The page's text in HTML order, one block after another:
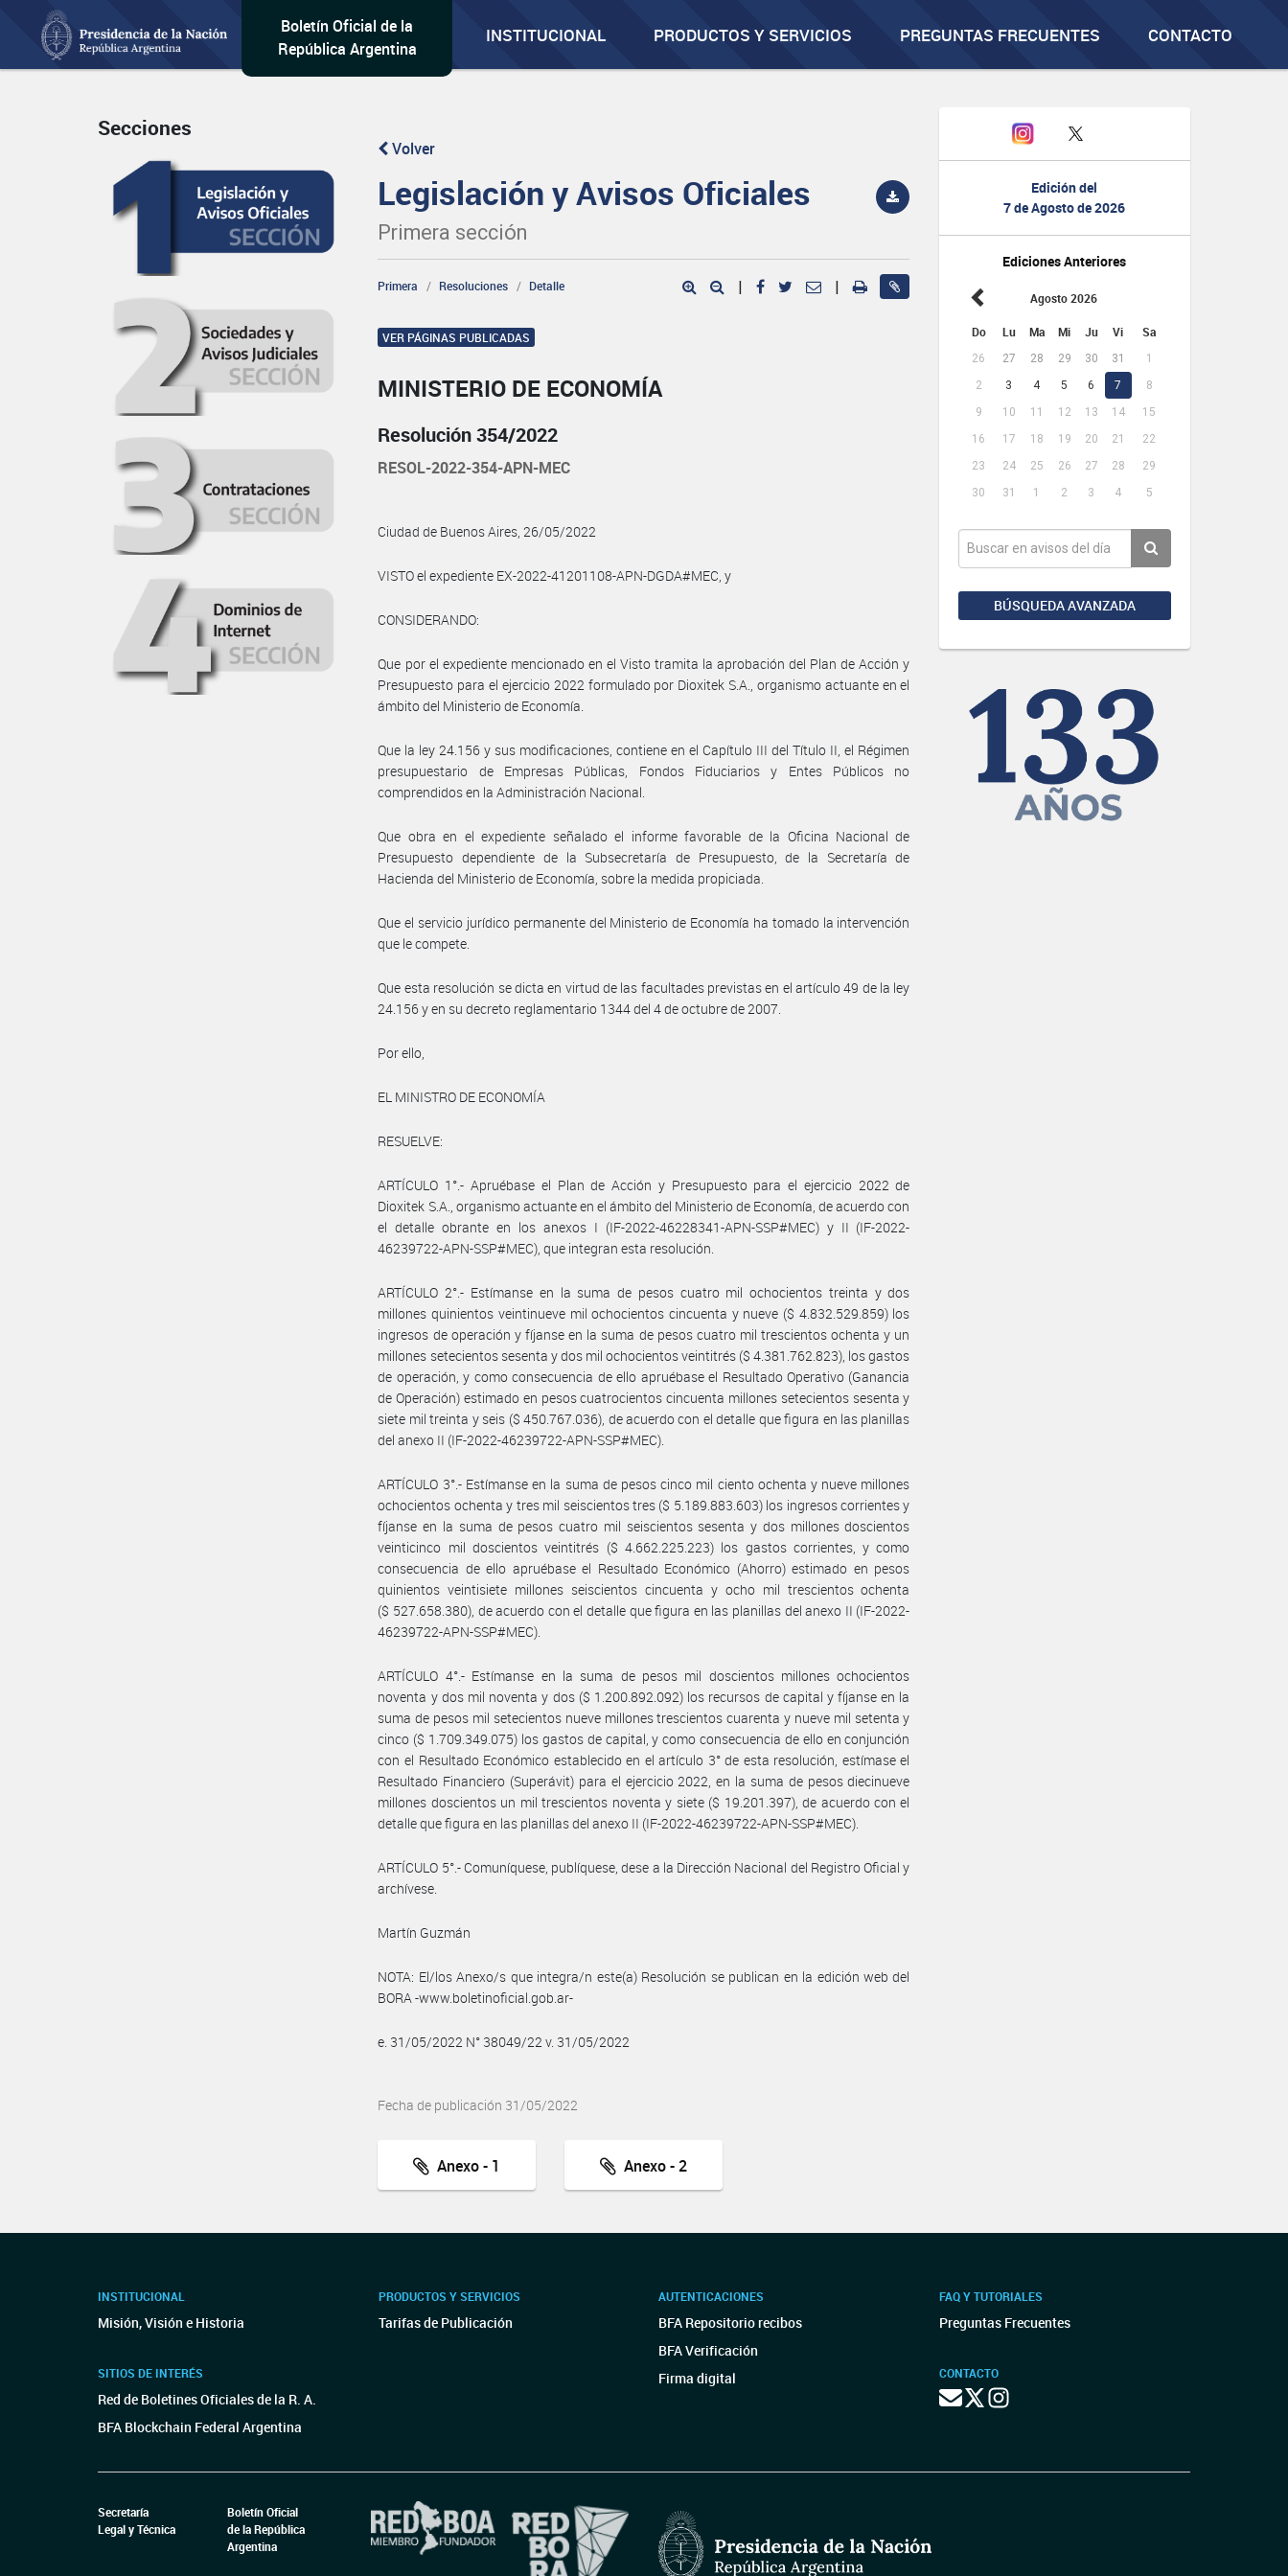
Boletín Oficial de la
República Argentina
INSTITUCIONAL PRODUCTOS Y SERVICIOS PREGUNTAS FRECUENTES CONTACTO
Edición del
7 de Agosto de 2026
Ediciones Anteriores
Agosto 2026
Do Lu Ma Mi Ju Vi Sa
26 27 28 29 30 31
1
2
3 4 5 6 7
8
9
10 11 12 13 14
15
16
17 18 19 20 21
22
23
24 25 26 27 28
29
30
31 1 2 3 4 5
BÚSQUEDA AVANZADA
Secciones
Volver
Legislación y Avisos Oficiales
Primera sección
Primera Resoluciones Detalle | |
VER PÁGINAS PUBLICADAS
MINISTERIO DE ECONOMÍA
Resolución 354/2022
RESOL-2022-354-APN-MEC
Ciudad de Buenos Aires, 26/05/2022
VISTO el expediente EX-2022-41201108-APN-DGDA#MEC, y
CONSIDERANDO:
Que por el expediente mencionado en el Visto tramita la aprobación del Plan de Acción y
Presupuesto para el ejercicio 2022 formulado por Dioxitek S.A., organismo actuante en el
ámbito del Ministerio de Economía.
Que la ley 24.156 y sus modificaciones, contiene en el Capítulo III del Título II, el Régimen
presupuestario de Empresas Públicas, Fondos Fiduciarios y Entes Públicos no
comprendidos en la Administración Nacional.
Que obra en el expediente señalado el informe favorable de la Oficina Nacional de
Presupuesto dependiente de la Subsecretaría de Presupuesto, de la Secretaría de
Hacienda del Ministerio de Economía, sobre la medida propiciada.
Que el servicio jurídico permanente del Ministerio de Economía ha tomado la intervención
que le compete.
Que esta resolución se dicta en virtud de las facultades previstas en el artículo 49 de la ley
24.156 y en su decreto reglamentario 1344 del 4 de octubre de 2007.
Por ello,
EL MINISTRO DE ECONOMÍA
RESUELVE:
ARTÍCULO 1°.- Apruébase el Plan de Acción y Presupuesto para el ejercicio 2022 de
Dioxitek S.A., organismo actuante en el ámbito del Ministerio de Economía, de acuerdo con
el detalle obrante en los anexos I (IF-2022-46228341-APN-SSP#MEC) y II (IF-2022-
46239722-APN-SSP#MEC), que integran esta resolución.
ARTÍCULO 2°.- Estímanse en la suma de pesos cuatro mil ochocientos treinta y dos
millones quinientos veintinueve mil ochocientos cincuenta y nueve ($ 4.832.529.859) los
ingresos de operación y fíjanse en la suma de pesos cuatro mil trescientos ochenta y un
millones setecientos sesenta y dos mil ochocientos veintitrés ($ 4.381.762.823), los gastos
de operación, y como consecuencia de ello apruébase el Resultado Operativo (Ganancia
de Operación) estimado en pesos cuatrocientos cincuenta millones setecientos sesenta y
siete mil treinta y seis ($ 450.767.036), de acuerdo con el detalle que figura en las planillas
del anexo II (IF-2022-46239722-APN-SSP#MEC).
ARTÍCULO 3°.- Estímanse en la suma de pesos cinco mil ciento ochenta y nueve millones
ochocientos ochenta y tres mil seiscientos tres ($ 5.189.883.603) los ingresos corrientes y
fíjanse en la suma de pesos cuatro mil seiscientos sesenta y dos millones doscientos
veinticinco mil doscientos veintitrés ($ 4.662.225.223) los gastos corrientes, y como
consecuencia de ello apruébase el Resultado Económico (Ahorro) estimado en pesos
quinientos veintisiete millones seiscientos cincuenta y ocho mil trescientos ochenta
($ 527.658.380), de acuerdo con el detalle que figura en las planillas del anexo II (IF-2022-
46239722-APN-SSP#MEC).
ARTÍCULO 4°.- Estímanse en la suma de pesos mil doscientos millones ochocientos
noventa y dos mil noventa y dos ($ 1.200.892.092) los recursos de capital y fíjanse en la
suma de pesos mil setecientos nueve millones trescientos cuarenta y nueve mil setenta y
cinco ($ 1.709.349.075) los gastos de capital, y como consecuencia de ello en conjunción
con el Resultado Económico establecido en el artículo 3° de esta resolución, estímase el
Resultado Financiero (Superávit) para el ejercicio 2022, en la suma de pesos diecinueve
millones doscientos un mil trescientos noventa y siete ($ 19.201.397), de acuerdo con el
detalle que figura en las planillas del anexo II (IF-2022-46239722-APN-SSP#MEC).
ARTÍCULO 5°.- Comuníquese, publíquese, dese a la Dirección Nacional del Registro Oficial y
archívese.
Martín Guzmán
NOTA: El/los Anexo/s que integra/n este(a) Resolución se publican en la edición web del
BORA -www.boletinoficial.gob.ar-
e. 31/05/2022 N° 38049/22 v. 31/05/2022
Fecha de publicación 31/05/2022
Anexo - 1 Anexo - 2
INSTITUCIONAL
Misión, Visión e Historia
SITIOS DE INTERÉS
Red de Boletines Oficiales de la R. A.
BFA Blockchain Federal Argentina
PRODUCTOS Y SERVICIOS
Tarifas de Publicación
AUTENTICACIONES
BFA Repositorio recibos
BFA Verificación
Firma digital
FAQ Y TUTORIALES
Preguntas Frecuentes
CONTACTO
Secretaría
Legal y Técnica
Boletín Oficial
de la República
Argentina